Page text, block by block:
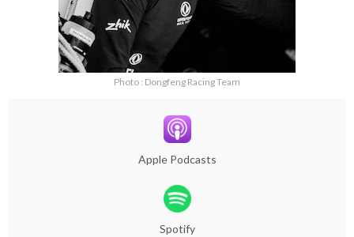
Photo : Dongfeng Racing Team
Apple Podcasts
Spotify